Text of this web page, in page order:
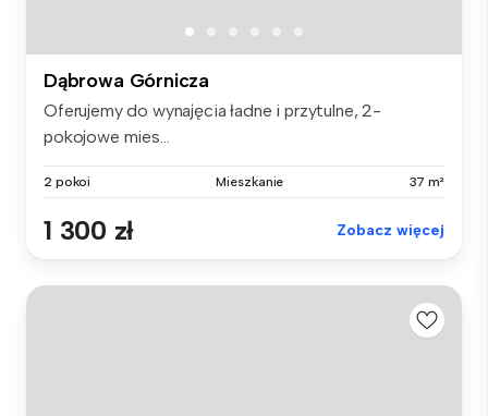
Dąbrowa Górnicza
Oferujemy do wynajęcia ładne i przytulne, 2-
pokojowe mies...
2 pokoi Mieszkanie 37 m²
1 300 zł Zobacz więcej